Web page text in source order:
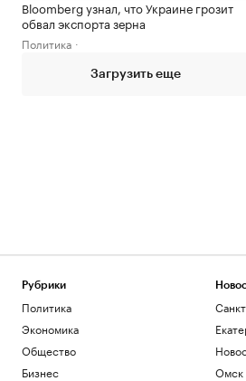
Bloomberg узнал, что Украине грозит
обвал экспорта зерна
Политика
Загрузить еще
Рубрики
Политика
Экономика
Общество
Бизнес
Омск